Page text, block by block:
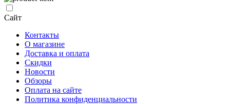
Сайт
Контакты
О магазине
Доставка и оплата
Скидки
Новости
Обзоры
Оплата на сайте
Политика конфиденциальности